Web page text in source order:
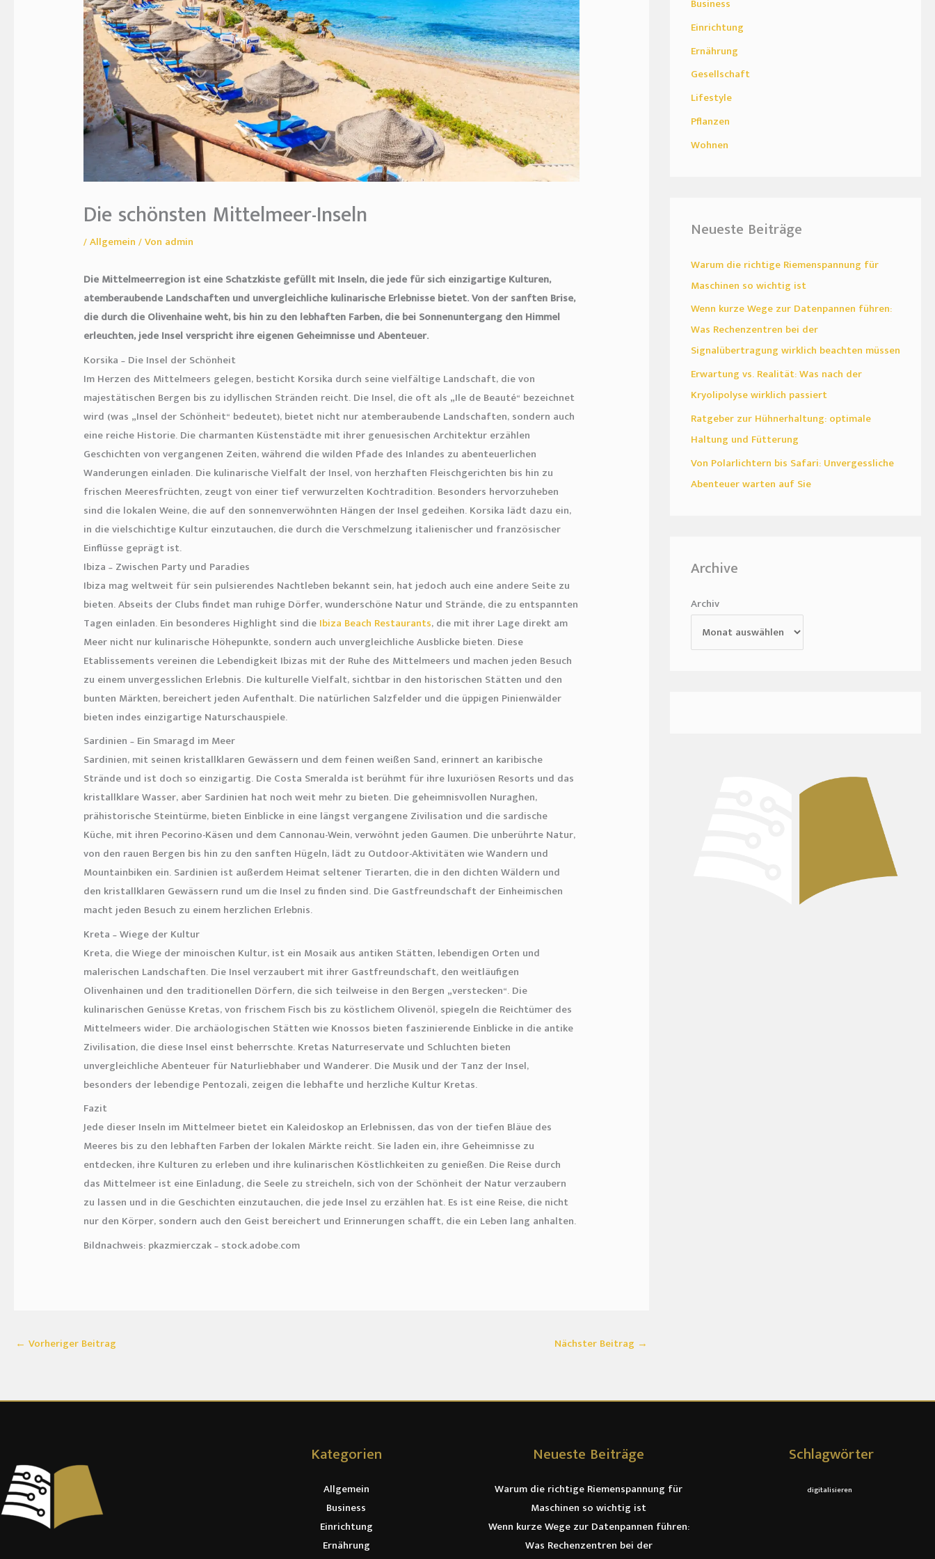
Die schönsten Mittelmeer-Inseln
/Allgemein / Von admin
Die Mittelmeerregion ist eine Schatzkiste gefüllt mit Inseln, die jede für sich einzigartige Kulturen,
atemberaubende Landschaften und unvergleichliche kulinarische Erlebnisse bietet. Von der sanften Brise,
die durch die Olivenhaine weht, bis hin zu den lebhaften Farben, die bei Sonnenuntergang den Himmel
erleuchten, jede Insel verspricht ihre eigenen Geheimnisse und Abenteuer.
Korsika – Die Insel der Schönheit
Im Herzen des Mittelmeers gelegen, besticht Korsika durch seine vielfältige Landschaft, die von
majestätischen Bergen bis zu idyllischen Stränden reicht. Die Insel, die oft als „Ile de Beauté“ bezeichnet
wird (was „Insel der Schönheit“ bedeutet), bietet nicht nur atemberaubende Landschaften, sondern auch
eine reiche Historie. Die charmanten Küstenstädte mit ihrer genuesischen Architektur erzählen
Geschichten von vergangenen Zeiten, während die wilden Pfade des Inlandes zu abenteuerlichen
Wanderungen einladen. Die kulinarische Vielfalt der Insel, von herzhaften Fleischgerichten bis hin zu
frischen Meeresfrüchten, zeugt von einer tief verwurzelten Kochtradition. Besonders hervorzuheben
sind die lokalen Weine, die auf den sonnenverwöhnten Hängen der Insel gedeihen. Korsika lädt dazu ein,
in die vielschichtige Kultur einzutauchen, die durch die Verschmelzung italienischer und französischer
Einflüsse geprägt ist.
Ibiza – Zwischen Party und Paradies
Ibiza mag weltweit für sein pulsierendes Nachtleben bekannt sein, hat jedoch auch eine andere Seite zu
bieten. Abseits der Clubs findet man ruhige Dörfer, wunderschöne Natur und Strände, die zu entspannten
Tagen einladen. Ein besonderes Highlight sind die Ibiza Beach Restaurants, die mit ihrer Lage direkt am
Meer nicht nur kulinarische Höhepunkte, sondern auch unvergleichliche Ausblicke bieten. Diese
Etablissements vereinen die Lebendigkeit Ibizas mit der Ruhe des Mittelmeers und machen jeden Besuch
zu einem unvergesslichen Erlebnis. Die kulturelle Vielfalt, sichtbar in den historischen Stätten und den
bunten Märkten, bereichert jeden Aufenthalt. Die natürlichen Salzfelder und die üppigen Pinienwälder
bieten indes einzigartige Naturschauspiele.
Sardinien – Ein Smaragd im Meer
Sardinien, mit seinen kristallklaren Gewässern und dem feinen weißen Sand, erinnert an karibische
Strände und ist doch so einzigartig. Die Costa Smeralda ist berühmt für ihre luxuriösen Resorts und das
kristallklare Wasser, aber Sardinien hat noch weit mehr zu bieten. Die geheimnisvollen Nuraghen,
prähistorische Steintürme, bieten Einblicke in eine längst vergangene Zivilisation und die sardische
Küche, mit ihren Pecorino-Käsen und dem Cannonau-Wein, verwöhnt jeden Gaumen. Die unberührte Natur,
von den rauen Bergen bis hin zu den sanften Hügeln, lädt zu Outdoor-Aktivitäten wie Wandern und
Mountainbiken ein. Sardinien ist außerdem Heimat seltener Tierarten, die in den dichten Wäldern und
den kristallklaren Gewässern rund um die Insel zu finden sind. Die Gastfreundschaft der Einheimischen
macht jeden Besuch zu einem herzlichen Erlebnis.
Kreta – Wiege der Kultur
Kreta, die Wiege der minoischen Kultur, ist ein Mosaik aus antiken Stätten, lebendigen Orten und
malerischen Landschaften. Die Insel verzaubert mit ihrer Gastfreundschaft, den weitläufigen
Olivenhainen und den traditionellen Dörfern, die sich teilweise in den Bergen „verstecken“. Die
kulinarischen Genüsse Kretas, von frischem Fisch bis zu köstlichem Olivenöl, spiegeln die Reichtümer des
Mittelmeers wider. Die archäologischen Stätten wie Knossos bieten faszinierende Einblicke in die antike
Zivilisation, die diese Insel einst beherrschte. Kretas Naturreservate und Schluchten bieten
unvergleichliche Abenteuer für Naturliebhaber und Wanderer. Die Musik und der Tanz der Insel,
besonders der lebendige Pentozali, zeigen die lebhafte und herzliche Kultur Kretas.
Fazit
Jede dieser Inseln im Mittelmeer bietet ein Kaleidoskop an Erlebnissen, das von der tiefen Bläue des
Meeres bis zu den lebhaften Farben der lokalen Märkte reicht. Sie laden ein, ihre Geheimnisse zu
entdecken, ihre Kulturen zu erleben und ihre kulinarischen Köstlichkeiten zu genießen. Die Reise durch
das Mittelmeer ist eine Einladung, die Seele zu streicheln, sich von der Schönheit der Natur verzaubern
zu lassen und in die Geschichten einzutauchen, die jede Insel zu erzählen hat. Es ist eine Reise, die nicht
nur den Körper, sondern auch den Geist bereichert und Erinnerungen schafft, die ein Leben lang anhalten.
Bildnachweis: pkazmierczak– stock.adobe.com
← Vorheriger Beitrag Nächster Beitrag →
Business
Einrichtung
Ernährung
Gesellschaft
Lifestyle
Pflanzen
Wohnen
Neueste Beiträge
Warum die richtige Riemenspannung für
Maschinen so wichtig ist
Wenn kurze Wege zur Datenpannen führen:
Was Rechenzentren bei der
Signalübertragung wirklich beachten müssen
Erwartung vs. Realität: Was nach der
Kryolipolyse wirklich passiert
Ratgeber zur Hühnerhaltung: optimale
Haltung und Fütterung
Von Polarlichtern bis Safari: Unvergessliche
Abenteuer warten auf Sie
Archive
Archiv
Kategorien
Allgemein
Business
Einrichtung
Ernährung
Neueste Beiträge
Warum die richtige Riemenspannung für
Maschinen so wichtig ist
Wenn kurze Wege zur Datenpannen führen:
Was Rechenzentren bei der
Schlagwörter
digitalisieren